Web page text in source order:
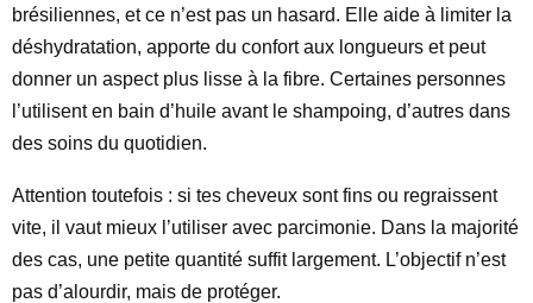
brésiliennes, et ce n’est pas un hasard. Elle aide à limiter la
déshydratation, apporte du confort aux longueurs et peut
donner un aspect plus lisse à la fibre. Certaines personnes
l’utilisent en bain d’huile avant le shampoing, d’autres dans
des soins du quotidien.
Attention toutefois : si tes cheveux sont fins ou regraissent
vite, il vaut mieux l’utiliser avec parcimonie. Dans la majorité
des cas, une petite quantité suffit largement. L’objectif n’est
pas d’alourdir, mais de protéger.